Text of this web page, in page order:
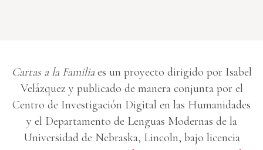
Cartas a la Familiaes un proyecto dirigido por Isabel
Velázquez y publicado de manera conjunta por el
Centro de Investigación Digital en las Humanidades
y el Departamento de Lenguas Modernas de la
Universidad de Nebraska, Lincoln, bajo licencia